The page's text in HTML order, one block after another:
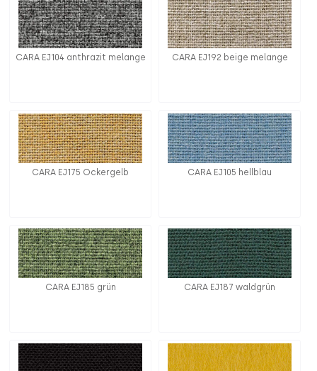
CARA EJ104 anthrazit melange CARA EJ192 beige melange
CARA EJ175 Ockergelb CARA EJ105 hellblau
CARA EJ185 grün CARA EJ187 waldgrün